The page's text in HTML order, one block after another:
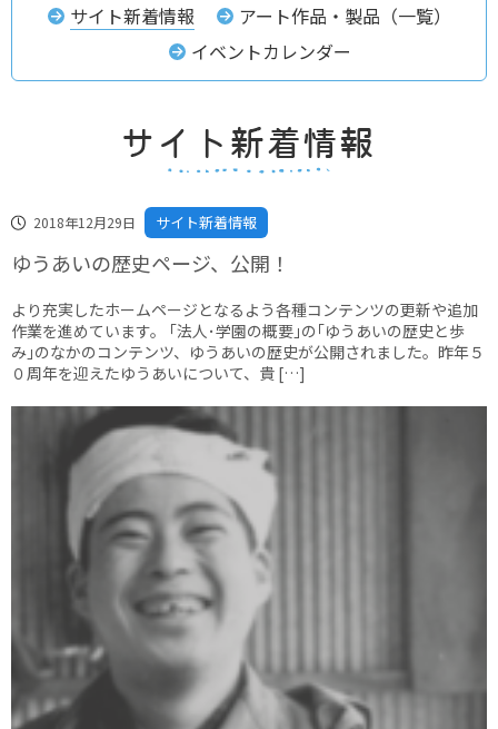
サイト新着情報
アート作品・製品（一覧）
イベントカレンダー
2018年12月29日 サイト新着情報
ゆうあいの歴史ページ、公開！
より充実したホームページとなるよう各種コンテンツの更新や追加
作業を進めています。 ｢法人･学園の概要｣の｢ゆうあいの歴史と歩
み｣のなかのコンテンツ、ゆうあいの歴史が公開されました。昨年５
０周年を迎えたゆうあいについて、貴 […]